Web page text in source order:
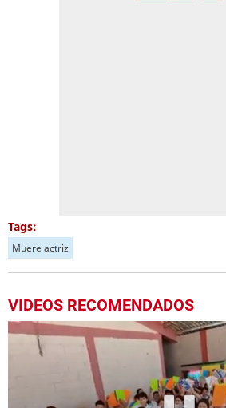
Tags:
Muere actriz
VIDEOS RECOMENDADOS